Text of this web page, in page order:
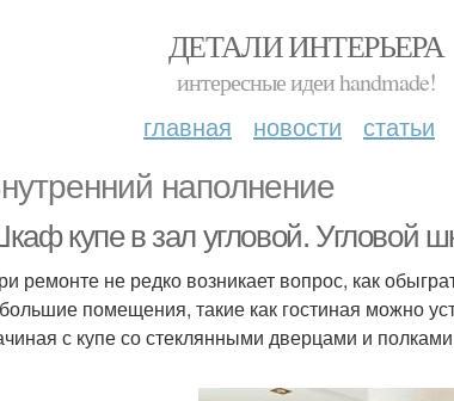
ДЕТАЛИ ИНТЕРЬЕРА
интересные идеи handmade!
главная новости статьи
наполнение
купе в зал угловой. Угловой
ремонте не редко возникает вопрос, как
помещения, такие как гостиная можно
с купе со стеклянными дверцами и